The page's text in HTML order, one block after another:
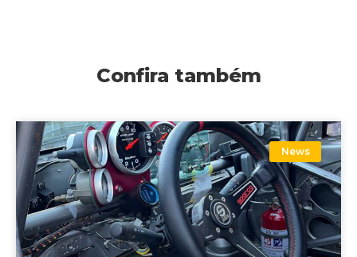
Confira também
News